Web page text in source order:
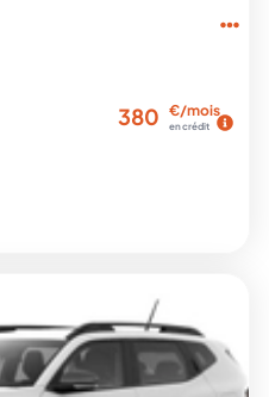
380 €/mois
en crédit